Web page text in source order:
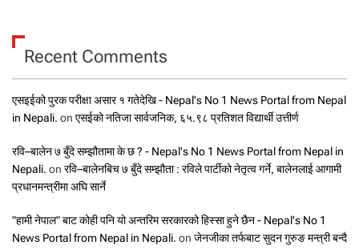
Recent Comments
एसइईको पुरक परीक्षा असार १ गतेदेखि - Nepal's No 1 News Portal from Nepal
in Nepali. on एसईको नतिजा सार्वजनिक, ६५.९८ प्रतिशत विद्यार्थी उत्तीर्ण
रवि–बालेन ७ बुँदे सम्झौतामा के छ ? - Nepal's No 1 News Portal from Nepal in
Nepali. on रवि–बालेनबिच ७ बुँदे सम्झौता : रविले पार्टीको नेतृत्व गर्ने, बालेनलाई आगामी
प्रधानमन्त्रीमा अघि सार्ने
"हामी नेपाल" बाट कोही पनि यो अन्तरिम सरकारको हिस्सा हुने छैन - Nepal's No 1
News Portal from Nepal in Nepali. on जेनजीका तर्फबाट सुदन गुरुङ मन्त्री बन्दै